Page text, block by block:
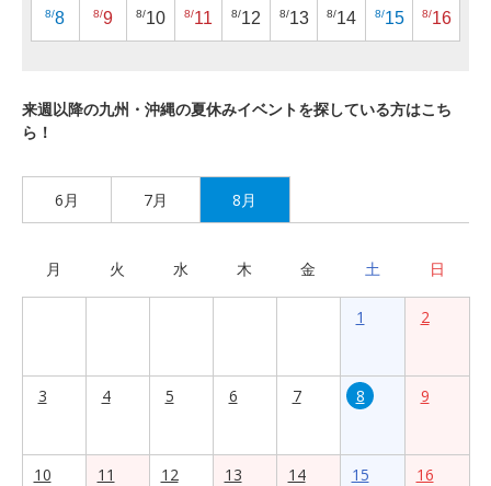
8/8 8/9 8/10 8/11 8/12 8/13 8/14 8/15 8/16
来週以降の九州・沖縄の夏休みイベントを探している方はこち
ら！
6月 7月 8月
月 火 水 木 金 土 日
1 2
3 4 5 6 7 8 9
10
11
12
13
14
15
16